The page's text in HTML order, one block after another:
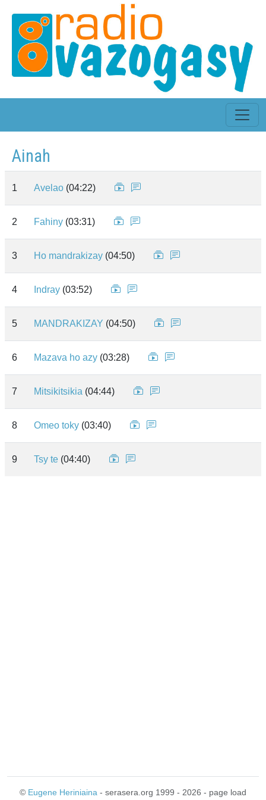
Ainah
1 Avelao (04:22)
2 Fahiny (03:31)
3 Ho mandrakizay (04:50)
4 Indray (03:52)
5 MANDRAKIZAY (04:50)
6 Mazava ho azy (03:28)
7 Mitsikitsikia (04:44)
8 Omeo toky (03:40)
9 Tsy te (04:40)
© Eugene Heriniaina - serasera.org 1999 - 2026 - page load